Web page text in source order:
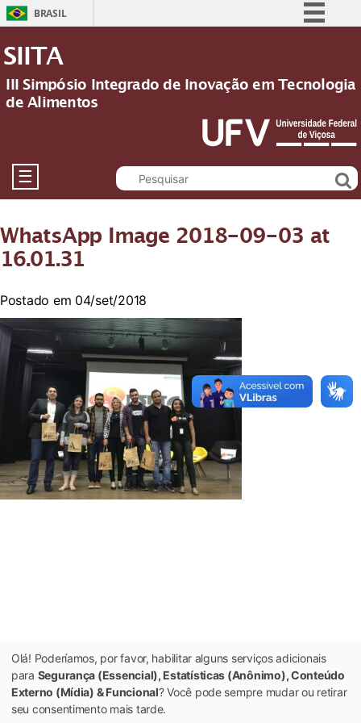
BRASIL
Participe
Acesso à informação
Legislação
Canais
SIITA
III Simpósio Integrado de Inovação em Tecnologia
de Alimentos
☰
WhatsApp Image 2018-09-03 at
16.01.31
Postado em 04/set/2018
Olá! Poderíamos, por favor, habilitar alguns serviços adicionais
para Segurança (Essencial), Estatísticas (Anônimo), Conteúdo
Externo (Mídia) & Funcional? Você pode sempre mudar ou retirar
seu consentimento mais tarde.